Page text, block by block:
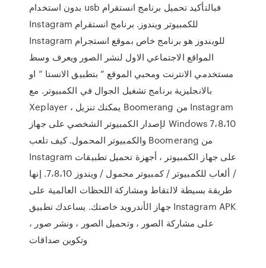
بدون استخدام usb فبالتأكيد تحميل برنامج انستقرام
Instagram للكمبيوتر ويندوز. برنامج انستقرام
Instagram للويندوز هو برنامج خاص بموقع انستجرام
المواقع الاجتماعي الاول لنشر الصور ويعرف وسط
مستخدمي الانترنت ومحبي الموقع ” بتطبيق الانستا ” او
بالانجليزية برنامج تشغيل الجوال في الكمبيوتر. مع
Xeplayer ، يمكنك تنزيل Boomerang من Instagram
لإصدار الكمبيوتر الشخصي على جهاز Windows 7،8،10
والكمبيوتر المحمول. كيف تلعب Boomerang من
Instagram على جهاز الكمبيوتر ، أجهزة تحميل تطبيقات
/ ألعاب للكمبيوتر / كمبيوتر محمول / ويندوز 7،8،10. إنها
طريقة بسيطة لالتقاط ومشاركة اللحظات العالمية على
جهاز الأندرويد خاصتك. يساعدك تطبيق Instagram APK
على مشاركة الصور ، وتحميل الصور ، ونشر صور ،
وتكوين صداقات